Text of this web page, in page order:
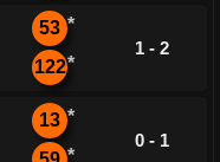
53 *
122*
1 - 2
13 *
*
0 - 1